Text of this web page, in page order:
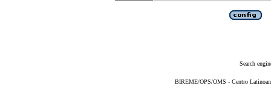
Search
BIREME/OPS/OMS - Centro